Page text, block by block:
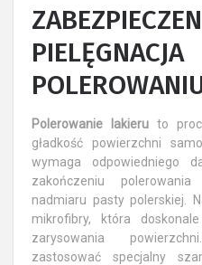
Polerowanie lakieru to
gładkość powierzchni
wymaga odpowiedniego
zakończeniu
nadmiaru pasty polerskiej.
mikrofibry, która
zarysowania
zastosować specjalny